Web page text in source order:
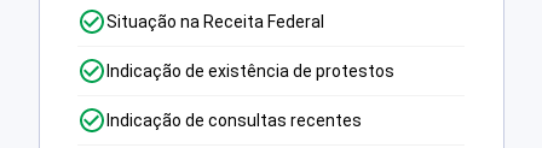
Situação na Receita Federal
Indicação de existência de protestos
Indicação de consultas recentes